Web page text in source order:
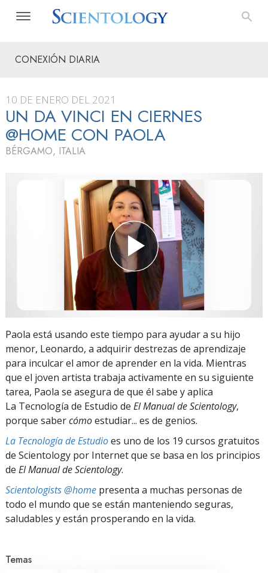
CONEXIÓN DIARIA
10 DE ENERO DEL 2021
UN DA VINCI EN CIERNES
@HOME CON PAOLA
BÉRGAMO, ITALIA
Paola está usando este tiempo para ayudar a su hijo
menor, Leonardo, a adquirir destrezas de aprendizaje
para inculcar el amor de aprender en la vida. Mientras
que el joven artista trabaja activamente en su siguiente
tarea, Paola se asegura de que él sabe y aplica
La Tecnología de Estudio de El Manual de Scientology,
porque sabercómoestudiar... es de genios.
La Tecnología de Estudioes uno de los 19 cursos gratuitos
de Scientology por Internet que se basa en los principios
de El Manual de Scientology.
Scientologists @home presenta a muchas personas de
todo el mundo que se están manteniendo seguras,
saludables y están prosperando en la vida.
Temas